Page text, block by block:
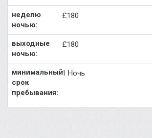
£180
£180
1 Ночь